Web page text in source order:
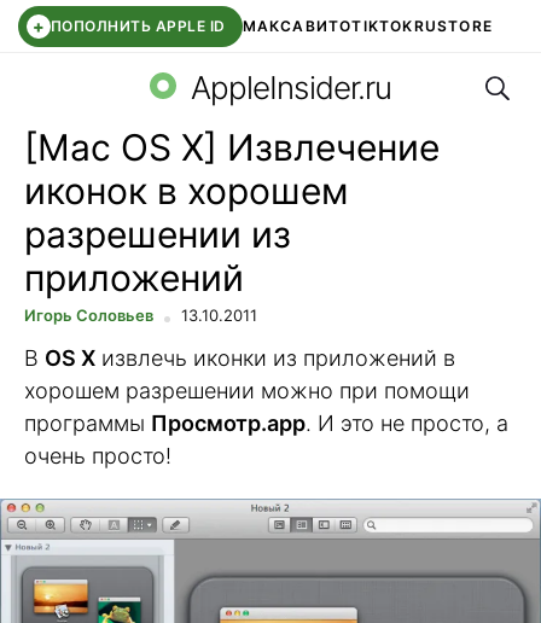
+ ПОПОЛНИТЬ APPLE ID МАКСАВИТОTIKTOKRUSTORE
WB КЛУБIOS 26.6 DDE STORE
AppleInsider.ru
[Mac OS X] Извлечение
иконок в хорошем
разрешении из
приложений
Игорь Соловьев 13.10.2011
В OS X извлечь иконки из приложений в
хорошем разрешении можно при помощи
программы Просмотр.app. И это не просто, а
очень просто!